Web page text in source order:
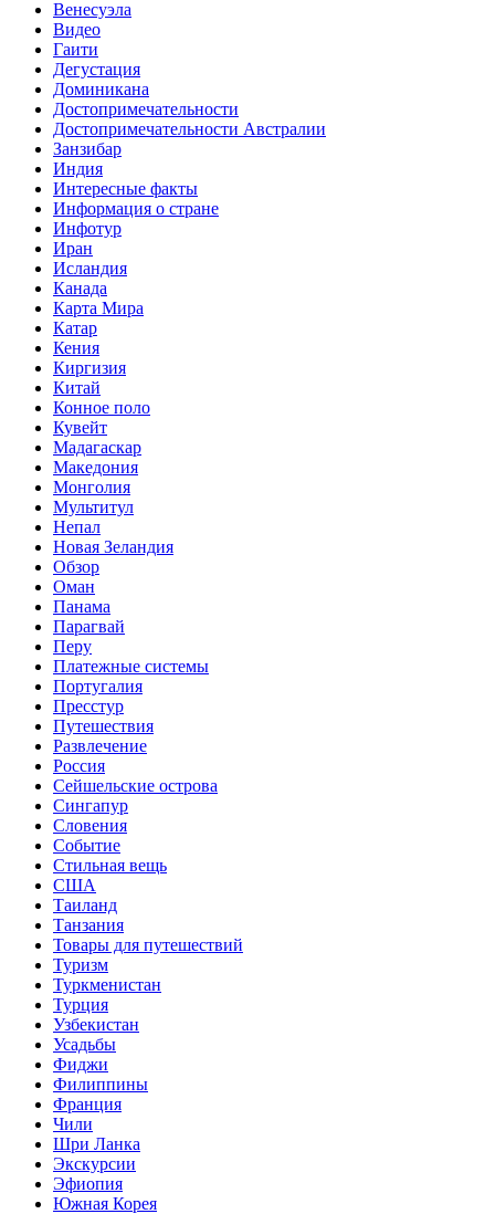
Венесуэла
Видео
Гаити
Дегустация
Доминикана
Достопримечательности
Достопримечательности Австралии
Занзибар
Индия
Интересные факты
Информация о стране
Инфотур
Иран
Исландия
Канада
Карта Мира
Катар
Кения
Киргизия
Китай
Конное поло
Кувейт
Мадагаскар
Македония
Монголия
Мультитул
Непал
Новая Зеландия
Обзор
Оман
Панама
Парагвай
Перу
Платежные системы
Португалия
Пресстур
Путешествия
Развлечение
Россия
Сейшельские острова
Сингапур
Словения
Событие
Стильная вещь
США
Таиланд
Танзания
Товары для путешествий
Туризм
Туркменистан
Турция
Узбекистан
Усадьбы
Фиджи
Филиппины
Франция
Чили
Шри Ланка
Экскурсии
Эфиопия
Южная Корея